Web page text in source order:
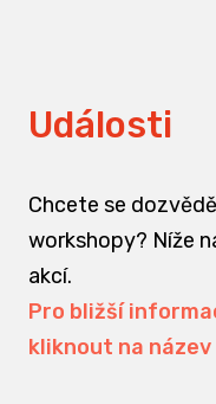
Události
Chcete se
workshopy? Níže
akcí.
Pro bližší
kliknout na název